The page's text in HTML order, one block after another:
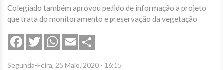
Colegiado também aprovou pedido de informação a projeto
que trata do monitoramento e preservação da vegetação
FacebookTwitterWhatsApp
Email
Segunda-Feira, 25 Maio, 2020 - 16:15